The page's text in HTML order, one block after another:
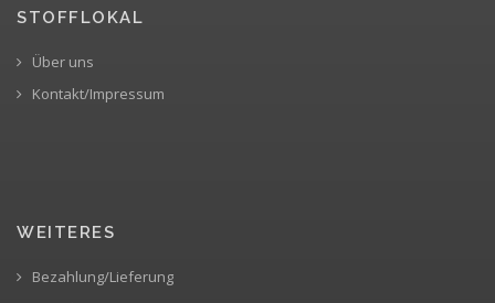
STOFFLOKAL
Über uns
Kontakt/Impressum
WEITERES
Bezahlung/Lieferung